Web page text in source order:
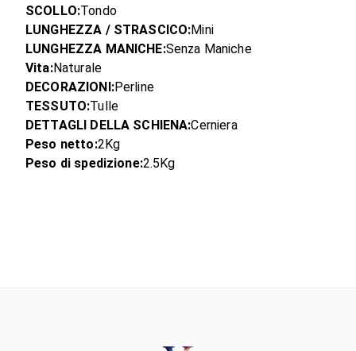
SCOLLO:Tondo
LUNGHEZZA / STRASCICO:Mini
LUNGHEZZA MANICHE:Senza Maniche
Vita:Naturale
DECORAZIONI:Perline
TESSUTO:Tulle
DETTAGLI DELLA SCHIENA:Cerniera
Peso netto:2Kg
Peso di spedizione:2.5Kg